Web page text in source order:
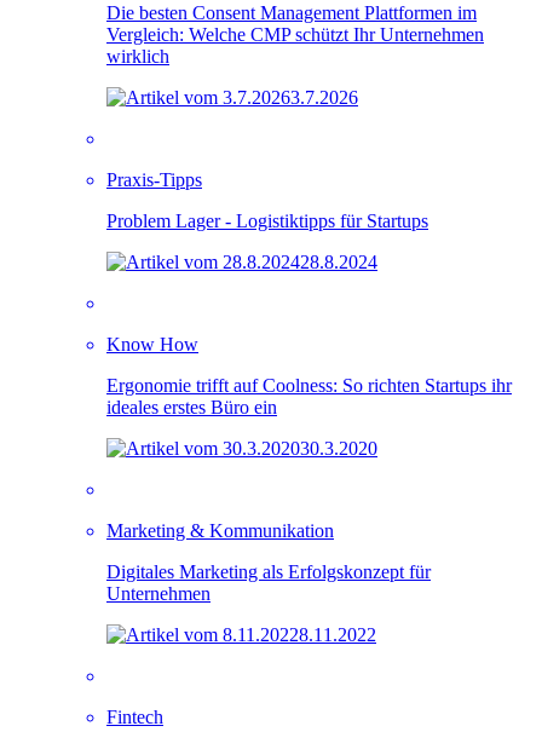
Die besten Consent Management Plattformen im
Vergleich: Welche CMP schützt Ihr Unternehmen
wirklich
3.7.2026
Praxis-Tipps
Problem Lager - Logistiktipps für Startups
28.8.2024
Know How
Ergonomie trifft auf Coolness: So richten Startups ihr
ideales erstes Büro ein
30.3.2020
Marketing & Kommunikation
Digitales Marketing als Erfolgskonzept für
Unternehmen
8.11.2022
Fintech